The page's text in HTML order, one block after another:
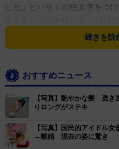
した」とハサミの絵文字をつ
ルバム「ヌチグスイ」の先行
ている。二度見いや三度見の
「シャンプーがこんなにもラ
分近くドライヤーに時間をか
す！ECOだ！」と満足げにつ
現は19日の投稿からも明らか
バム『ヌチグスイ』が事務所
続きを読
おすすめニュース
【写真】艶やかな髪 透
りロングがステキ
【写真】国民的アイドル
→離婚 現在の姿に驚き